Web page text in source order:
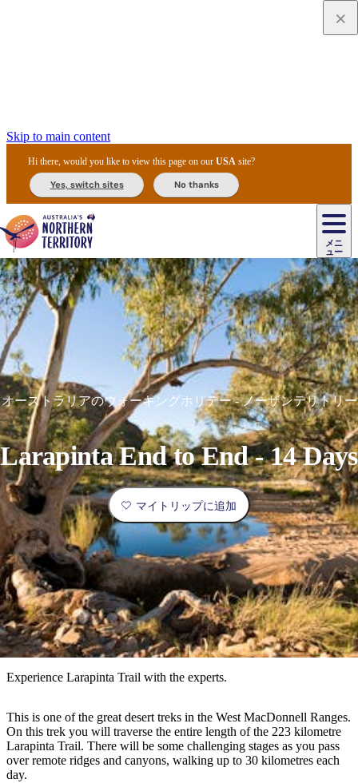
Skip to main content
Hi there, would you like to view this page on ourUSA site?
Yes, switch sites No thanks
メニ
ュー
メ
イ
ナ
ビ
ゲ
ー
シ
ョ
ン
エ
リ
ア
最
も
人
気
が
高
い
場
所
ア
ウ
ト
ッ
ク
と
ア
ー
ズ
ロ
ッ
ク
ダ
ー
ウ
ィ
ン
リ
ス
ス
プ
リ
ン
グ
ズ
カ
カ
ド
ゥ
国
立
公
園
チ
フ
ィ
ー
ル
ド
国
立
公
園
ワ
タ
ル
カ
国
立
公
園
テ
ィ
ウ
ィ
諸
島
ニ
ト
ミ
ル
ク
国
立
公
園
ル
ル
/
デ
ビ
ル
ズ・
マ
ー
ブ
ル
ズ
保
護
ジ
ジ
ャ/
ウ
ェ
ス
ト
マ
ク
ド
ネ
ル
国
立
公
ア
ク
テ
体
験
旅
行
タ
イ
プ
地
で
し
住
民
文
化
体
験
ド
＆
ド
リ
ン
ク
ィ
バ
ル
と
イ
ベ
ン
ト
ア・
ア
ク
テ
ィ
ビ
テ
ィ
自
然
と
野
生
生
物
歴
史
と
伝
統
釣
り
ラ
グ
ジ
ュ
ア
リ
ー
な
体
験
キ
ャ
ン
ピ
ン
グ
&
グ
ラ
ン
ピ
ン
旅
の
コ
計
画
と
予
約
実
用
的
な
情
報
宿
泊
施
設
ド
同
行
ツ
ア
ー
通
機
関
＆
レ
ン
タ
ル
プ
ラ
ン
＆
オ
フ
ァ
ー
オーストラリアのウォーキングホリデー - ノーザンテリトリー
Larapinta End to End - 14 Days
マイトリップに追加
Experience Larapinta Trail with the experts.
This is one of the great desert treks in the West MacDonnell Ranges.
On this trek you will traverse the entire length of the 223 kilometre
Larapinta Trail. There will be some challenging stages as you pass
over remote ridges and canyons, walking up to 30 kilometres each
day.